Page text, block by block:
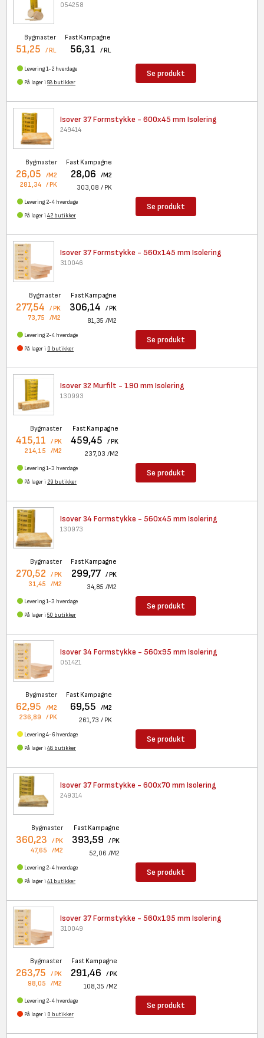
054258
Bygmaster
51,25 / RL
Fast Kampagne
56,31 / RL
Levering 1-2 hverdage
På lager i 58 butikker
Se produkt
Isover 37 Formstykke - 600x45 mm Isolering
249414
Bygmaster
26,05 /M2
281,34 / PK
Fast Kampagne
28,06 /M2
303,08 / PK
Levering 2-4 hverdage
På lager i 42 butikker
Se produkt
Isover 37 Formstykke - 560x145 mm Isolering
310046
Bygmaster
277,54 / PK
73,75 /M2
Fast Kampagne
306,14 / PK
81,35 /M2
Levering 2-4 hverdage
På lager i 0 butikker
Se produkt
Isover 32 Murfilt - 190 mm Isolering
130993
Bygmaster
415,11 / PK
214,15 /M2
Fast Kampagne
459,45 / PK
237,03 /M2
Levering 1-3 hverdage
På lager i 29 butikker
Se produkt
Isover 34 Formstykke - 560x45 mm Isolering
130973
Bygmaster
270,52 / PK
31,45 /M2
Fast Kampagne
299,77 / PK
34,85 /M2
Levering 1-3 hverdage
På lager i 50 butikker
Se produkt
Isover 34 Formstykke - 560x95 mm Isolering
051421
Bygmaster
62,95 /M2
236,89 / PK
Fast Kampagne
69,55 /M2
261,73 / PK
Levering 4-6 hverdage
På lager i 48 butikker
Se produkt
Isover 37 Formstykke - 600x70 mm Isolering
249314
Bygmaster
360,23 / PK
47,65 /M2
Fast Kampagne
393,59 / PK
52,06 /M2
Levering 2-4 hverdage
På lager i 41 butikker
Se produkt
Isover 37 Formstykke - 560x195 mm Isolering
310049
Bygmaster
263,75 / PK
98,05 /M2
Fast Kampagne
291,46 / PK
108,35 /M2
Levering 2-4 hverdage
På lager i 0 butikker
Se produkt